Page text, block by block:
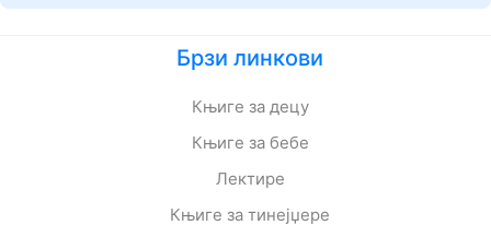
Брзи линкови
Књиге за децу
Књиге за бебе
Лектире
Књиге за тинејџере